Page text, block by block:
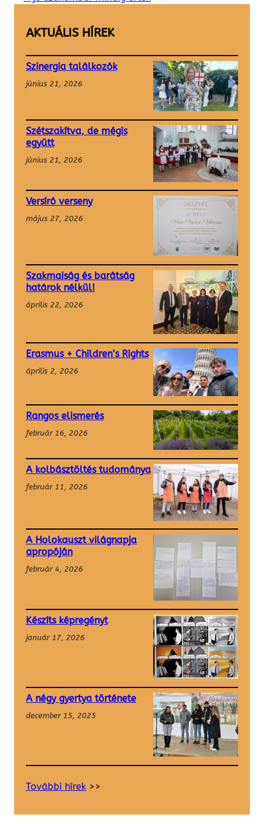
AKTUÁLIS HÍREK
Szinergia találkozók
június 21, 2026
Szétszakítva, de mégis
együtt
június 21, 2026
Versíró verseny
május 27, 2026
Szakmaiság és barátság
határok nélkül!
április 22, 2026
Erasmus + Children’s Rights
április 2, 2026
Rangos elismerés
február 16, 2026
A kolbásztöltés tudománya
február 11, 2026
A Holokauszt világnapja
apropóján
február 4, 2026
Készíts képregényt
január 17, 2026
A négy gyertya története
december 15, 2025
További hírek >>